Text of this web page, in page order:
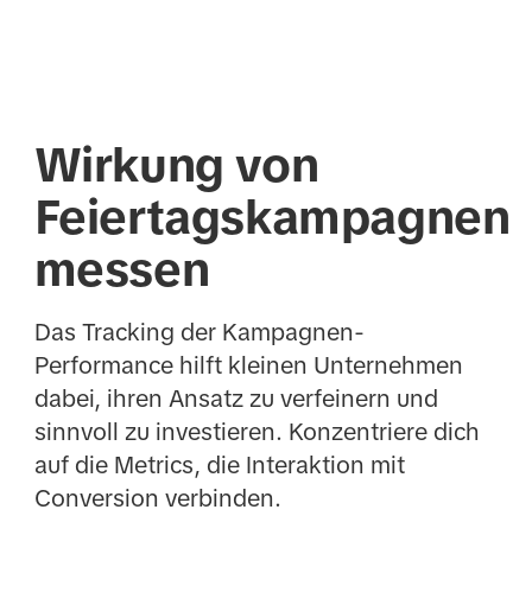
Wirkung von
Feiertagskampagnen
messen
Das Tracking der Kampagnen-
Performance hilft kleinen Unternehmen
dabei, ihren Ansatz zu verfeinern und
sinnvoll zu investieren. Konzentriere dich
auf die Metrics, die Interaktion mit
Conversion verbinden.